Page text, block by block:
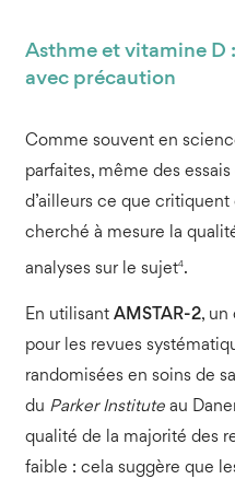
Asthme et vitamine D
avec précaution
Comme souvent en
parfaites, même des
d’ailleurs ce que
cherché à mesure la
analyses sur le sujet4.
En utilisant AMSTAR-2, un
pour les revues
randomisées en soins de
du Parker Instituteau
qualité de la majorité des
faible : cela suggère que